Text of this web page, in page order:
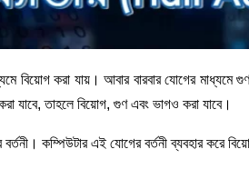
করা যায়। আবার বারবার যোগের মাধ্যমে গুণ
যাবে, তাহলে বিয়োগ, গুণ এবং ভাগও করা যাবে।
কম্পিউটার এই যোগের বর্তনী ব্যবহার করে